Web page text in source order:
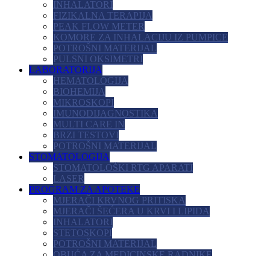
INHALATORI
FIZIKALNA TERAPIJA
PEAK FLOW METER
KOMORE ZA INHALACIJU IZ PUMPICE
POTROŠNI MATERIJAL
PULSNI OKSIMETRI
LABORATORIJA
HEMATOLOGIJA
BIOHEMIJA
MIKROSKOPI
IMUNODIJAGNOSTIKA
MULTI CARE IN
BRZI TESTOVI
POTROŠNI MATERIJAL
STOMATOLOGIJA
STOMATOLOŠKI RTG APARATI
LASER
PROGRAM ZA APOTEKE
MJERAČI KRVNOG PRITISKA
MJERAČI ŠEĆERA U KRVI I LIPIDA
INHALATORI
STETOSKOPI
POTROŠNI MATERIJAL